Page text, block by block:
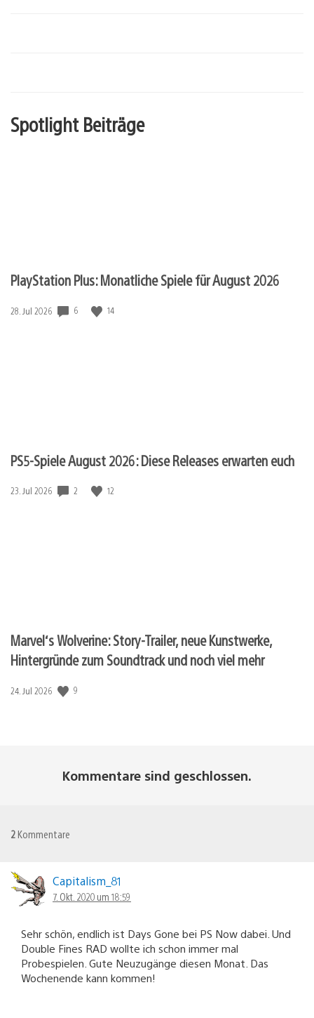
Spotlight Beiträge
PlayStation Plus: Monatliche Spiele für August 2026
Veröffentlichungsdatum:
28. Jul 2026 6 14
PS5-Spiele August 2026: Diese Releases erwarten euch
Veröffentlichungsdatum:
23. Jul 2026 2 12
Marvel‘s Wolverine: Story-Trailer, neue Kunstwerke,
Hintergründe zum Soundtrack und noch viel mehr
Veröffentlichungsdatum:
24. Jul 2026 9
Kommentare sind geschlossen.
2 Kommentare
Capitalism_81
7. Okt. 2020 um 18:59
Sehr schön, endlich ist Days Gone bei PS Now dabei. Und
Double Fines RAD wollte ich schon immer mal
Probespielen. Gute Neuzugänge diesen Monat. Das
Wochenende kann kommen!